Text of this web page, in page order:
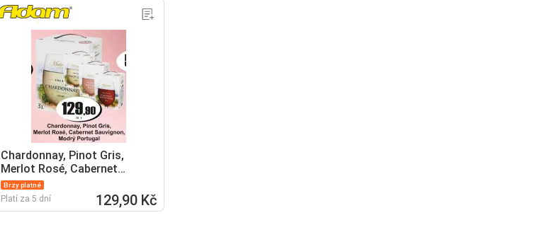
Chardonnay, Pinot Gris,
Merlot Rosé, Cabernet
Sauvignon, Modrý Portugal
Brzy platné
Platí za 5 dní 129,90 Kč